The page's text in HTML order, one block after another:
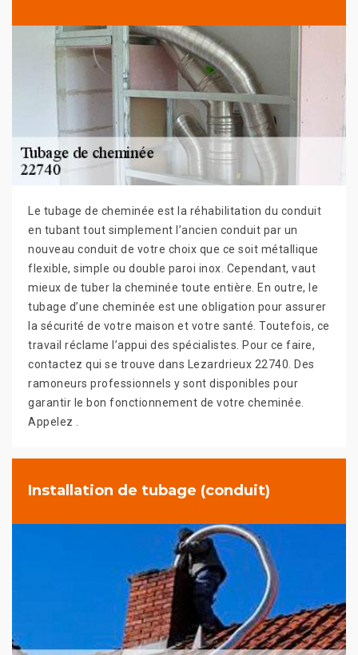
Le tubage de cheminée est la réhabilitation du conduit
en tubant tout simplement l’ancien conduit par un
nouveau conduit de votre choix que ce soit métallique
flexible, simple ou double paroi inox. Cependant, vaut
mieux de tuber la cheminée toute entière. En outre, le
tubage d’une cheminée est une obligation pour assurer
la sécurité de votre maison et votre santé. Toutefois, ce
travail réclame l’appui des spécialistes. Pour ce faire,
contactez qui se trouve dans Lezardrieux 22740. Des
ramoneurs professionnels y sont disponibles pour
garantir le bon fonctionnement de votre cheminée.
Appelez .
Installation de tubage (conduit)